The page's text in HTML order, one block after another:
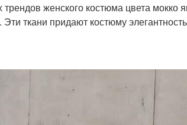
женского костюма цвета мокко
Эти ткани придают костюму